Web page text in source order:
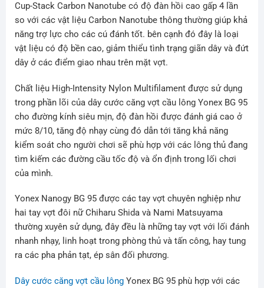
Cup-Stack Carbon Nanotube có độ đàn hồi cao gấp 4 lần
so với các vật liệu Carbon Nanotube thông thường giúp khả
năng trợ lực cho các cú đánh tốt. bên cạnh đó đây là loại
vật liệu có độ bền cao, giảm thiểu tình trạng giãn dây và đứt
dây ở các điểm giao nhau trên mặt vợt.
Chất liệu High-Intensity Nylon Multifilament được sử dụng
trong phần lõi của dây cước căng vợt cầu lông Yonex BG 95
cho đường kính siêu mịn, độ đàn hồi được đánh giá cao ở
mức 8/10, tăng độ nhạy cùng đó dẫn tới tăng khả năng
kiểm soát cho người chơi sẽ phù hợp với các lông thủ đang
tìm kiếm các đường cầu tốc độ và ổn định trong lối chơi
của mình.
Yonex Nanogy BG 95 được các tay vợt chuyên nghiệp như
hai tay vợt đôi nữ Chiharu Shida và Nami Matsuyama
thường xuyên sử dụng, đây đều là những tay vợt với lối đánh
nhanh nhạy, linh hoạt trong phòng thủ và tấn công, hay tung
ra các pha phản tạt, ép sân đối phương.
Dây cước căng vợt cầu lôngYonex BG 95 phù hợp với các